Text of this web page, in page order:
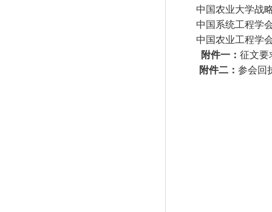
中国农业大学战
中国系统工程学
中国农业工程学
附件一： 征文要
附件二： 参会回